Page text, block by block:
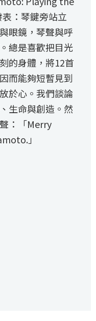
：琴鍵旁站立
眼鏡，琴聲與呼
總是喜歡把目光
的身體，將12首
而能夠短暫見到
於心。我們談論
生命與創造。然
：「Merry
」